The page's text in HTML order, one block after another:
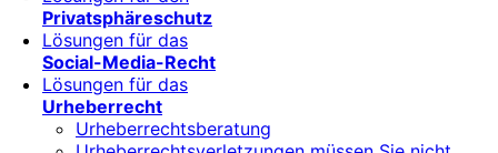
Privatsphäreschutz
Lösungen für das
Social-Media-Recht
Lösungen für das
Urheberrecht
Urheberrechtsberatung